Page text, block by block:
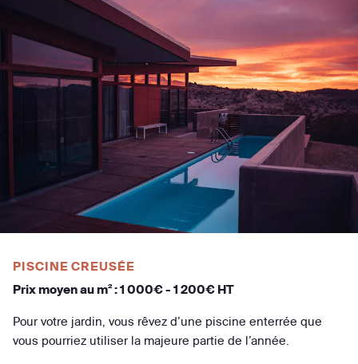
PISCINE CREUSÉE
Prix moyen au m² : 1 000€ - 1 200€ HT
Pour votre jardin, vous rêvez d’une piscine enterrée que
vous pourriez utiliser la majeure partie de l’année.